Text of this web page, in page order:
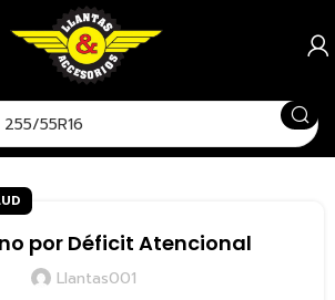
por Déficit Atencional
Llantas001